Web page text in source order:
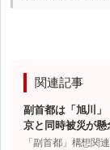
関連記事
副首都は「旭川
京と同時被災が
「副首都」構想関